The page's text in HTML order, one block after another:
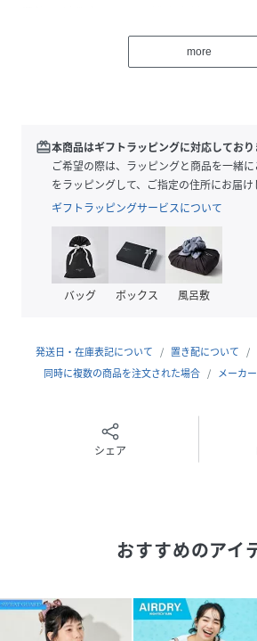
●汗ばむ季節でも快適な、綿のような風
ムに合わせやすいデザインです
●シンプルな無地のTシャツなので、色
もおすすめ
■汗ジミ防止シリーズラインナップ
・汗ジミ防止天竺ノースリーブTシャ
・汗ジミ防止天竺クロップドTシャツ：
おすすめのコーディネート
ボトムスは定番のデニムからフェミニン
までフレキシブルに着まわせます。
【サイト表記：タグ表記】
・チャコールグレー：CHARCOAL
・ブラウン：BRN
more
redeem本商品はギフトラッピングに対応しており
ご希望の際は、ラッピングと商品を一緒
をラッピングして、ご指定の住所にお届け
ギフトラッピングサービスについて
バッグ ボックス 風呂敷
発送日・在庫表記について 置き配について
同時に複数の商品を注文された場合
メーカ
シェア
おすすめのアイ